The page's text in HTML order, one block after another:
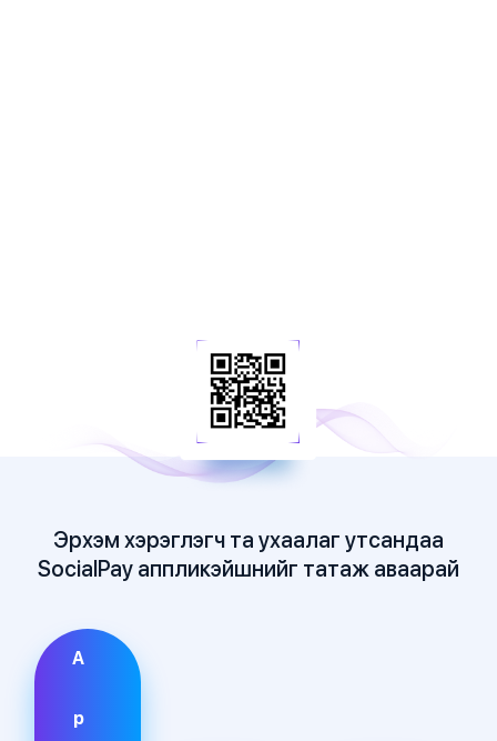
Эрхэм хэрэглэгч та ухаалаг утсандаа
SocialPay аппликэйшнийг татаж аваарай
A
p